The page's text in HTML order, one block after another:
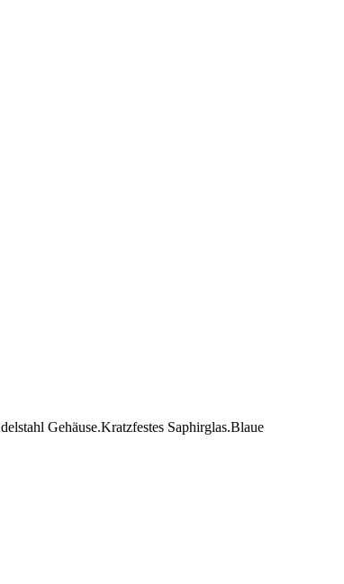
Gehäuse.Kratzfestes Saphirglas.Blaue